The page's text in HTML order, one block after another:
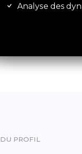
Analyse des
PROFIL